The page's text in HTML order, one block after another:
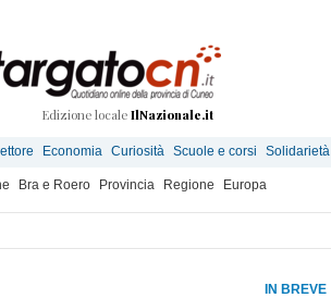
Edizione locale IlNazionale.it
Economia Curiosità Scuole e corsi Solidarietà
Bra e Roero Provincia Regione Europa
IN BREVE